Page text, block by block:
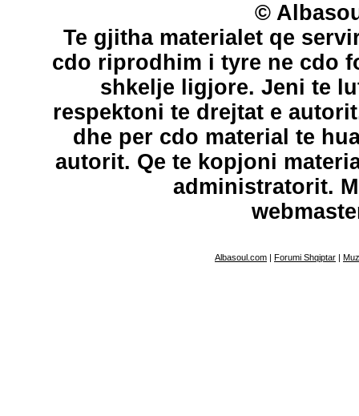
©
Te gjitha materialet qe
cdo riprodhim i tyre ne cdo
shkelje ligjore. Jeni te
respektoni te drejtat e
dhe per cdo material te
autorit. Qe te kopjoni
administratorit.
Albasoul.com | Forumi Shqiptar |